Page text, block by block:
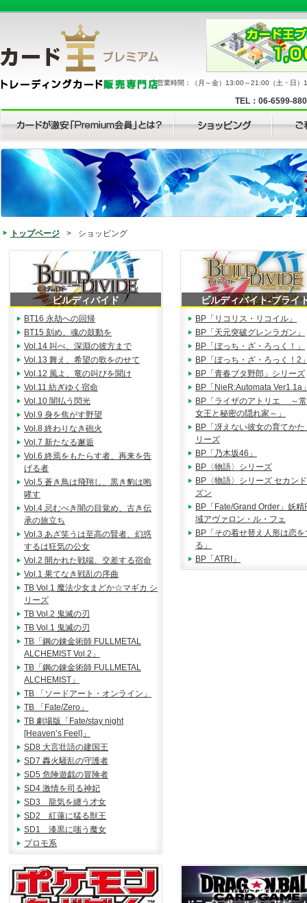
営業時間：（月～金）13:00～21:00（土・日
TEL：06-6599-
トップページ > ショッピング
ビルディバイド
BT16 永劫への回帰
BT15 刻め、魂の鼓動を
Vol.14 叫べ、深淵の彼方まで
Vol.13 舞え、希望の歌をのせて
Vol.12 風よ、竜の叫びを聞け
Vol.11 紡ぎゆく宿命
Vol.10 闇払う閃光
Vol.9 身を焦がす野望
Vol.8 終わりなき砲火
Vol.7 新たなる邂逅
Vol.6 終焉をもたらす者、再来を告
げる者
Vol.5 蒼き鳥は飛翔し、黒き豹は咆
哮す
Vol.4 忌むべき闇の目覚め、古き伝
承の旅立ち
Vol.3 あざ笑うは至高の賢者、幻惑
するは狂気の公女
Vol.2 開かれた戦端、交差する宿命
Vol.1 果てなき戦乱の序曲
TB Vol.1 魔法少女まどか☆マギカ シ
リーズ
TB Vol.2 鬼滅の刃
TB Vol.1 鬼滅の刃
TB「鋼の錬金術師 FULLMETAL
ALCHEMIST Vol.2」
TB「鋼の錬金術師 FULLMETAL
ALCHEMIST」
TB 「ソードアート・オンライン」
TB 「Fate/Zero」
TB 劇場版「Fate/stay night
[Heaven’s Feel]」
SD8 大言壮語の建国王
SD7 轟火騒乱の守護者
SD5 危険遊戯の冒険者
SD4 激情を司る神妃
SD3 龍気を纏う才女
SD2 紅蓮に猛る獣王
SD1 漆黒に嗤う魔女
プロモ系
ビルディバイト-ブライ
BP「リコリス・リコイル」
BP「天元突破グレンラガン」
BP「ぼっち・ざ・ろっく！」
BP「ぼっち・ざ・ろっく！2
BP「青春ブタ野郎」シリーズ
BP「NieR:Automata Ver1.1a
BP「ライザのアトリエ ～
女王と秘密の隠れ家～」
BP「冴えない彼女の育てかた
リーズ
BP「乃木坂46」
BP〈物語〉シリーズ
BP〈物語〉シリーズ セカン
ズン
BP「Fate/Grand Order」妖精
域アヴァロン・ル・フェ
BP「その着せ替え人形は恋を
る」
BP「ATRI」